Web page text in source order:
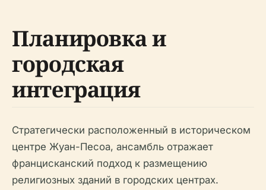
Планировка и
городская
интеграция
Стратегически расположенный в историческом
центре Жуан-Песоа, ансамбль отражает
францисканский подход к размещению
религиозных зданий в городских центрах.